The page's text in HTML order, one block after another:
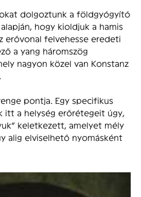
dolgoztunk a földgyógyító
hogy kioldjuk a hamis
erővonal felvehesse eredeti
a yang háromszög
nagyon közel van Konstanz
pontja. Egy specifikus
itt a helység erőrétegeit úgy,
keletkezett, amelyet mély
alig elviselhető nyomásként